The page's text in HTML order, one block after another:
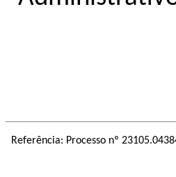
Referência: Processo nº